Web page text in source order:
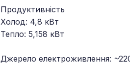
Продуктивність
Холод: 4,8 кВт
Тепло: 5,158 кВт
Джерело електроживлення: